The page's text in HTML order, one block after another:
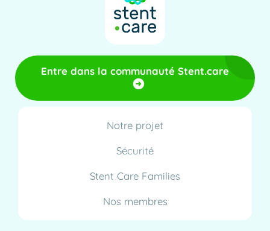
Entre dans la communauté Stent.care
Notre projet
Sécurité
Stent Care Families
Nos membres